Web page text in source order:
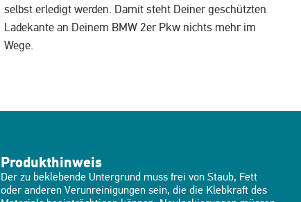
selbst erledigt werden. Damit steht Deiner geschützten
Ladekante an Deinem BMW 2er Pkw nichts mehr im
Wege.
Produkthinweis
Der zu beklebende Untergrund muss frei von Staub, Fett
oder anderen Verunreinigungen sein, die die Klebkraft des